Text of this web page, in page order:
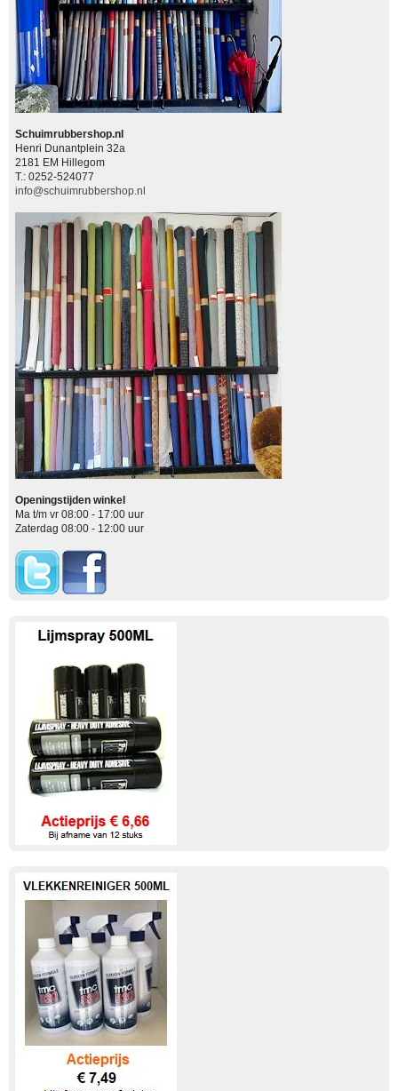
Schuimrubbershop.nl
Henri Dunantplein 32a
2181 EM Hillegom
T.: 0252-524077
info@schuimrubbershop.nl
Openingstijden winkel
Ma t/m vr 08:00 - 17:00 uur
Zaterdag 08:00 - 12:00 uur